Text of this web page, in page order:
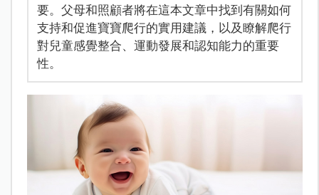
要。父母和照顧者將在這本文章中找到有關如何
支持和促進寶寶爬行的實用建議，以及瞭解爬行
對兒童感覺整合、運動發展和認知能力的重要
性。